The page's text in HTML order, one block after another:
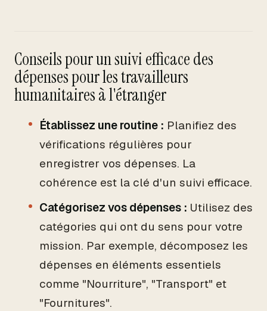
Conseils pour un suivi efficace des
dépenses pour les travailleurs
humanitaires à l'étranger
Établissez une routine : Planifiez des
vérifications régulières pour
enregistrer vos dépenses. La
cohérence est la clé d'un suivi efficace.
Catégorisez vos dépenses : Utilisez des
catégories qui ont du sens pour votre
mission. Par exemple, décomposez les
dépenses en éléments essentiels
comme "Nourriture", "Transport" et
"Fournitures".